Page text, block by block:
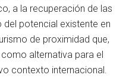
a la recuperación de las
potencial existente en
de proximidad que,
alternativa para el
contexto internacional.